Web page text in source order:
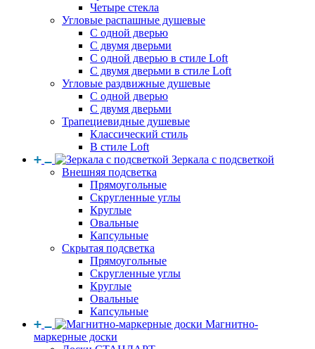
Четыре стекла
Угловые распашные душевые
С одной дверью
С двумя дверьми
С одной дверью в стиле Loft
С двумя дверьми в стиле Loft
Угловые раздвижные душевые
С одной дверью
С двумя дверьми
Трапециевидные душевые
Классический стиль
В стиле Loft
Зеркала с подсветкой
Внешняя подсветка
Прямоугольные
Скругленные углы
Круглые
Овальные
Капсульные
Скрытая подсветка
Прямоугольные
Скругленные углы
Круглые
Овальные
Капсульные
Магнитно-
маркерные доски